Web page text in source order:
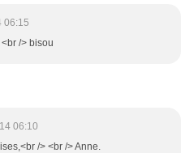
06:15
/> bisou
06:10
/> <br /> Anne.